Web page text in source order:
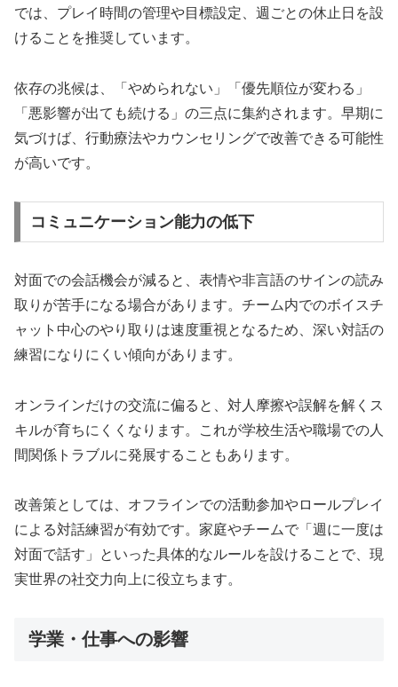
では、プレイ時間の管理や目標設定、週ごとの休止日を設
けることを推奨しています。
依存の兆候は、「やめられない」「優先順位が変わる」
「悪影響が出ても続ける」の三点に集約されます。早期に
気づけば、行動療法やカウンセリングで改善できる可能性
が高いです。
コミュニケーション能力の低下
対面での会話機会が減ると、表情や非言語のサインの読み
取りが苦手になる場合があります。チーム内でのボイスチ
ャット中心のやり取りは速度重視となるため、深い対話の
練習になりにくい傾向があります。
オンラインだけの交流に偏ると、対人摩擦や誤解を解くス
キルが育ちにくくなります。これが学校生活や職場での人
間関係トラブルに発展することもあります。
改善策としては、オフラインでの活動参加やロールプレイ
による対話練習が有効です。家庭やチームで「週に一度は
対面で話す」といった具体的なルールを設けることで、現
実世界の社交力向上に役立ちます。
学業・仕事への影響